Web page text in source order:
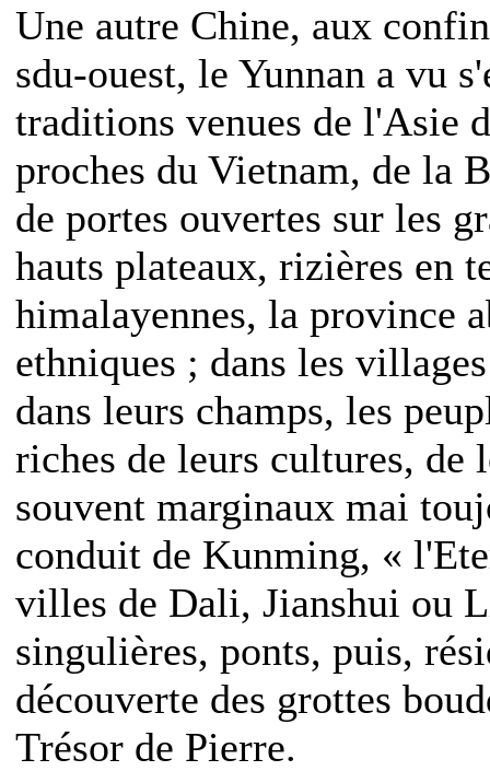
Une autre Chine, aux
sdu-ouest, le Yunnan a vu
traditions venues de l'Asie
proches du Vietnam, de la
de portes ouvertes sur les
hauts plateaux, rizières en
himalayennes, la province
ethniques ; dans les
dans leurs champs, les
riches de leurs cultures, de
souvent marginaux mai
conduit de Kunming, «
villes de Dali, Jianshui ou
singulières, ponts, puis,
découverte des grottes
Trésor de Pierre.